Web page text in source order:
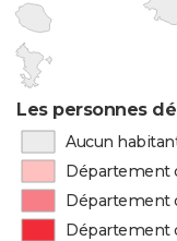
Les personnes
Aucun
Département
Département
Département